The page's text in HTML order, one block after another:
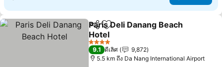
แชร์ เพิ่มในรายการโปรด
Paris Deli Danang Beach
Hotel
4 ดาว
9.1 ดีเลิศ
9,872
5.5 km ถึง Da Nang International Airport